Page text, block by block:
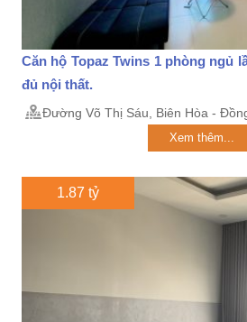
Căn hộ Topaz Twins 1 phòng ngủ
đủ nội thất.
Đường Võ Thị Sáu, Biên Hòa -
Xem thêm...
1.87 tỷ